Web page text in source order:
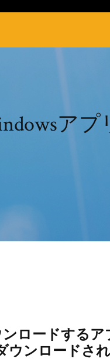
ア
ロードする
ウンロードさ